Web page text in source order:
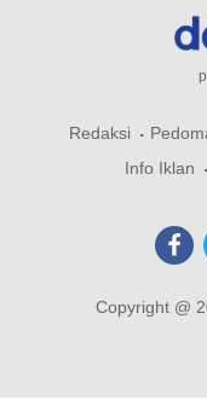
Redaksi
Info Iklan
Copyright @